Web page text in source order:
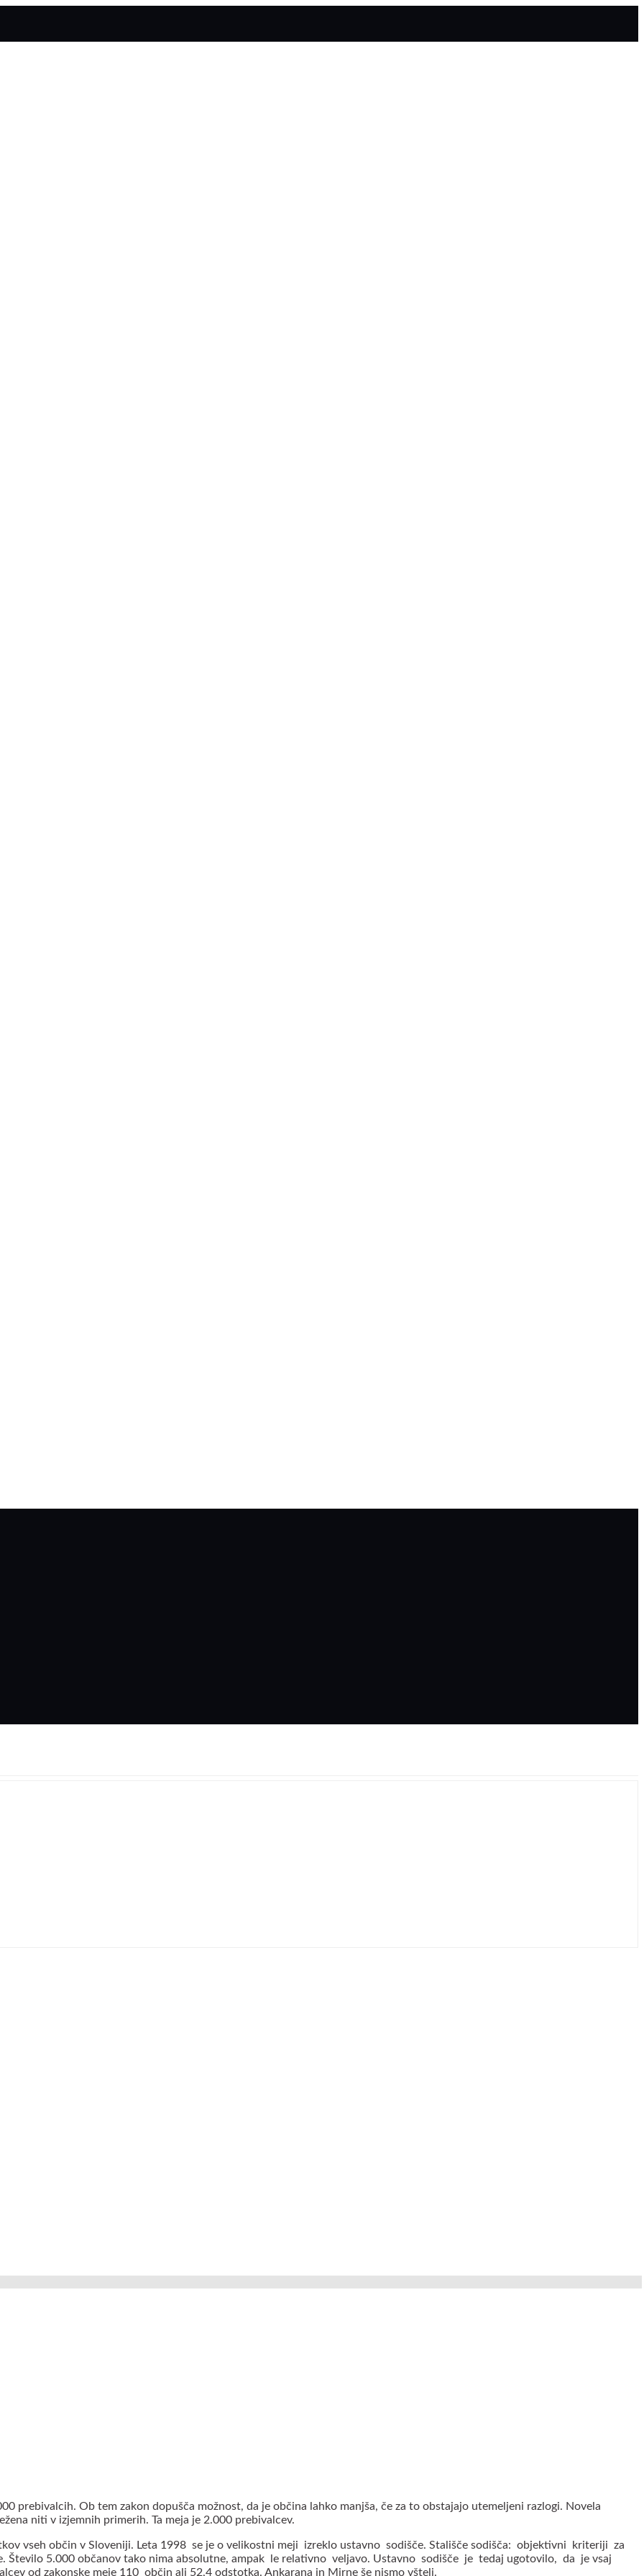
prebivalcih. Ob tem zakon dopušča možnost, da je občina lahko manjša, če za to obstajajo utemeljeni razlogi. Novela
niti v izjemnih primerih. Ta meja je 2.000 prebivalcev.
vseh občin v Sloveniji. Leta 1998 se je o velikostni meji izreklo ustavno sodišče. Stališče sodišča: objektivni kriteriji za
Število 5.000 občanov tako nima absolutne, ampak le relativno veljavo. Ustavno sodišče je tedaj ugotovilo, da je vsaj
od zakonske meje 110 občin ali 52,4 odstotka. Ankarana in Mirne še nismo všteli.